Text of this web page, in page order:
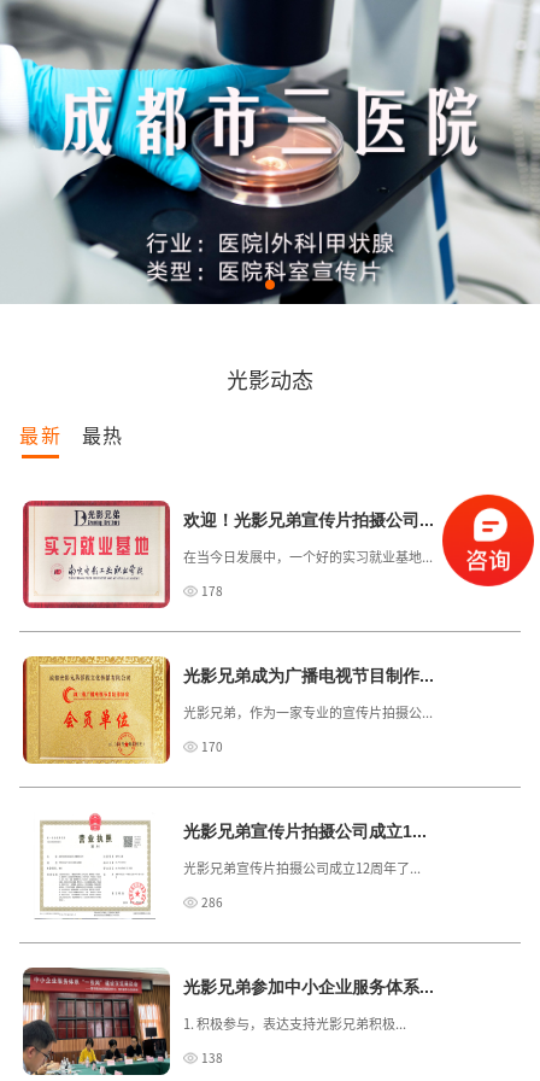
光影动态
最新 最热
欢迎！光影兄弟宣传片拍摄公司...
在当今日发展中，一个好的实习就业基地...
178
光影兄弟成为广播电视节目制作...
光影兄弟，作为一家专业的宣传片拍摄公...
170
光影兄弟宣传片拍摄公司成立1...
光影兄弟宣传片拍摄公司成立12周年了...
286
光影兄弟参加中小企业服务体系...
1. 积极参与，表达支持光影兄弟积极...
138